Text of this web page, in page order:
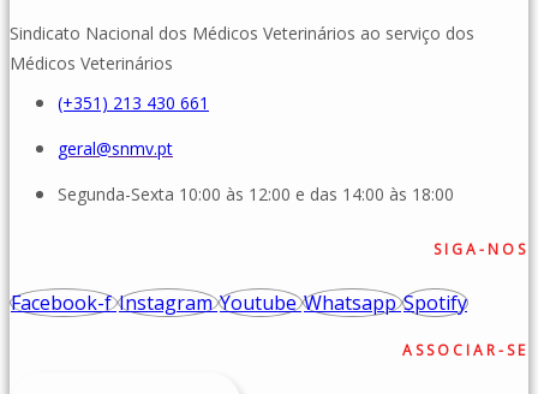
Sindicato Nacional dos Médicos Veterinários ao serviço dos
Médicos Veterinários
(+351) 213 430 661
geral@snmv.pt
Segunda-Sexta 10:00 às 12:00 e das 14:00 às 18:00
SIGA-NOS
Facebook-f Instagram Youtube Whatsapp Spotify
ASSOCIAR-SE